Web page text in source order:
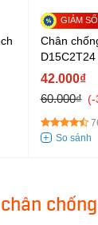
Chân
D15C2T24
42.000₫
60.000₫
-